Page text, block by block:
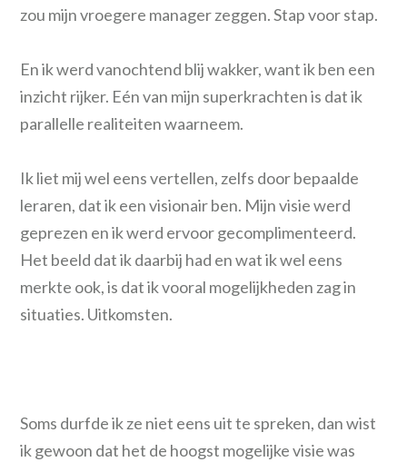
zou mijn vroegere manager zeggen. Stap voor stap.
En ik werd vanochtend blij wakker, want ik ben een
inzicht rijker. Eén van mijn superkrachten is dat ik
parallelle realiteiten waarneem.
Ik liet mij wel eens vertellen, zelfs door bepaalde
leraren, dat ik een visionair ben. Mijn visie werd
geprezen en ik werd ervoor gecomplimenteerd.
Het beeld dat ik daarbij had en wat ik wel eens
merkte ook, is dat ik vooral mogelijkheden zag in
situaties. Uitkomsten.
Soms durfde ik ze niet eens uit te spreken, dan wist
ik gewoon dat het de hoogst mogelijke visie was